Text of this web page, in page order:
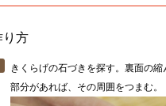
り方
きくらげの石づきを探す。裏面の
部分があれば、その周囲をつまむ。